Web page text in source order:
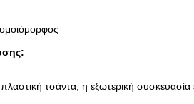
τσάντα, η εξωτερική συσκευασία